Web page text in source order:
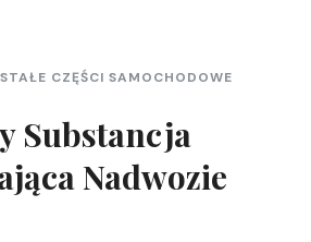
CZĘŚCI SAMOCHODOWE
Substancja
Nadwozie